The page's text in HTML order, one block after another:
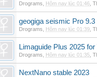
Drograms Hôm nay lúc 01:46
geogiga seismic Pro 9.3
Drograms Hôm nay lúc 01:39
Limaguide Plus 2025
Drograms Hôm nay lúc 01:35
NextNano stable 2023